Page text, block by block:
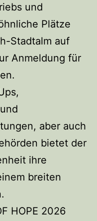
und
Plätze
Stadtalm auf
Anmeldung für
aber auch
bietet der
ihre
breiten
HOPE 2026